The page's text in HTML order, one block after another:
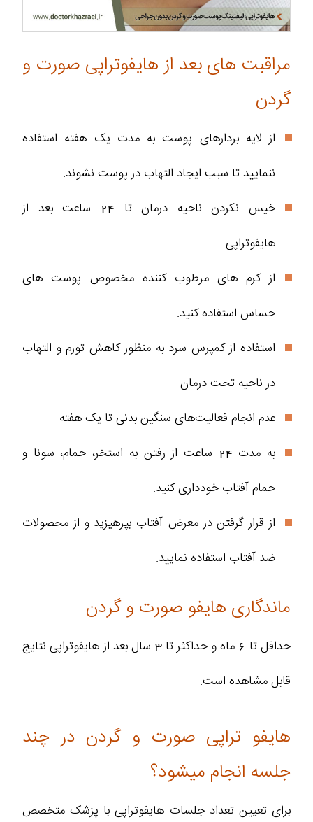
مراقبت های بعد از هایفوتراپی صورت و
گردن
از لایه بردارهای پوست به مدت یک هفته استفاده
ننمایید تا سبب ایجاد التهاب در پوست نشوند.
خیس نکردن ناحیه درمان تا 24 ساعت بعد از
هایفوتراپی
از کرم های مرطوب کننده مخصوص پوست های
حساس استفاده کنید.
استفاده از کمپرس سرد به منظور کاهش تورم و التهاب
در ناحیه تحت درمان
عدم انجام فعالیت‌های سنگین بدنی تا یک هفته
به مدت 24 ساعت از رفتن به استخر، حمام، سونا و
حمام آفتاب خودداری کنید.
از قرار گرفتن در معرض آفتاب بپرهیزید و از محصولات
ضد آفتاب استفاده نمایید.
ماندگاری هایفو صورت و گردن
حداقل تا 6 ماه و حداکثر تا 3 سال بعد از هایفوتراپی نتایج
قابل مشاهده است.
هایفو تراپی صورت و گردن در چند
جلسه انجام میشود؟
برای تعیین تعداد جلسات هایفوتراپی با پزشک متخصص